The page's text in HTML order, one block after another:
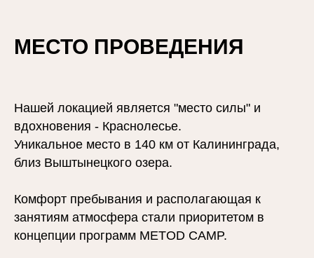
МЕСТО ПРОВЕДЕНИЯ
Нашей локацией является "место силы" и
вдохновения - Краснолесье.
Уникальное место в 140 км от Калининграда,
близ Выштынецкого озера.
Комфорт пребывания и располагающая к
занятиям атмосфера стали приоритетом в
концепции программ METOD CAMP.